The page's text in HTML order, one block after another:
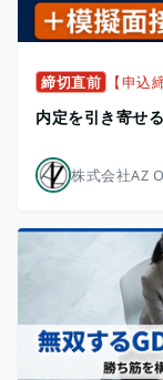
締切直前 【申込
内定を引き寄せ
株式会社AZ